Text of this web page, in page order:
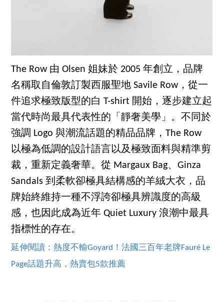
The Row 由 Olsen 姐妹於 2005 年創立，品牌
名稱取自倫敦訂製西服聖地 Savile Row，從一
件追求極致版型的白 T-shirt 開始，逐步建立起
當代時尚最具代表性的「靜奢美學」。不同於
強調 Logo 與潮流話題的精品品牌，The Row
以極為低調的設計語言以及極致面料與精準剪
裁，重新定義奢華。從 Margaux Bag、Ginza
Sandals 到柔軟卻極具結構感的羊絨大衣，品
牌始終維持一種不浮誇卻極具辨識度的高級
感，也因此成為近年 Quiet Luxury 浪潮中最具
指標性的存在。
延伸閱讀：熱度不輸Goyard！法國三百年老牌Fauré Le
Page話題升高，熱賣包5款推薦